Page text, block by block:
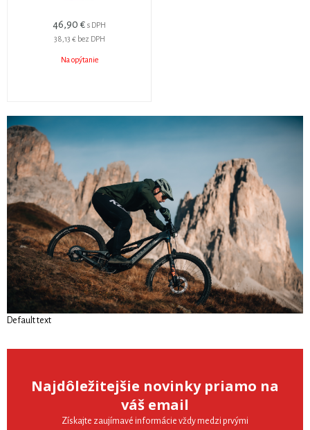
46,90 € s DPH
38,13 € bez DPH
Na opýtanie
Default text
Najdôležitejšie novinky priamo na
váš email
Získajte zaujímavé informácie vždy medzi prvými